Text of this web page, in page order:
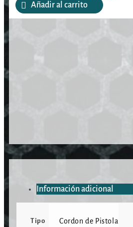
Añadir al carrito
Información adicional
Tipo Cordon de Pistola